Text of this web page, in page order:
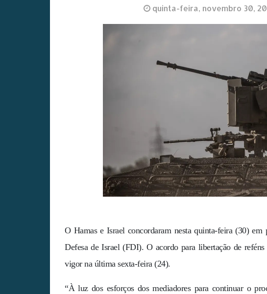
quinta-feira, novembro 30,
O Hamas e Israel concordaram nesta quinta-feira (30) em
Defesa de Israel (FDI). O acordo para libertação de
vigor na última sexta-feira (24).
“À luz dos esforços dos mediadores para continuar o